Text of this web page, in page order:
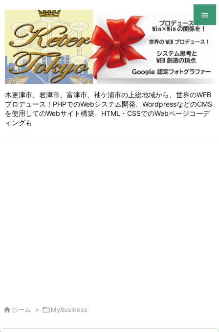
木更津市、君津市、富津市、袖ケ浦市の上総地域から、世界のWEB
プロデュース！PHPでのWebシステム開発、WordpressなどのCMS
を使用してのWebサイト構築、HTML・CSSでのWebページコーデ
ィングも


メニュ
サイド

前へ

 ホーム > MyBusiness